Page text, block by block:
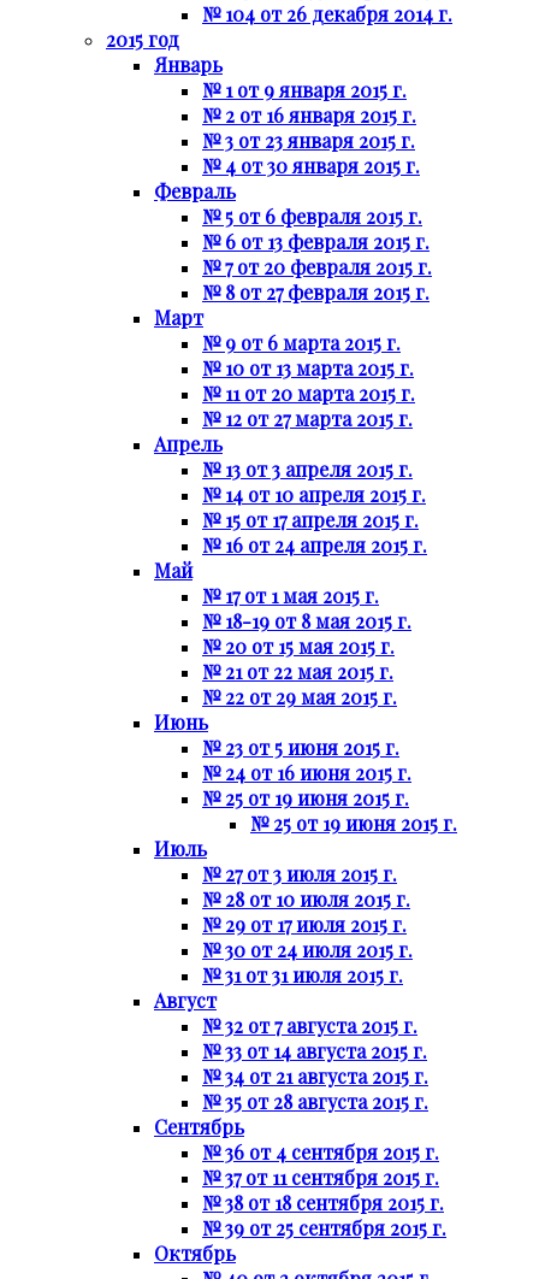
№ 104 от 26 декабря 2014 г.
2015 год
Январь
№ 1 от 9 января 2015 г.
№ 2 от 16 января 2015 г.
№ 3 от 23 января 2015 г.
№ 4 от 30 января 2015 г.
Февраль
№ 5 от 6 февраля 2015 г.
№ 6 от 13 февраля 2015 г.
№ 7 от 20 февраля 2015 г.
№ 8 от 27 февраля 2015 г.
Март
№ 9 от 6 марта 2015 г.
№ 10 от 13 марта 2015 г.
№ 11 от 20 марта 2015 г.
№ 12 от 27 марта 2015 г.
Апрель
№ 13 от 3 апреля 2015 г.
№ 14 от 10 апреля 2015 г.
№ 15 от 17 апреля 2015 г.
№ 16 от 24 апреля 2015 г.
Май
№ 17 от 1 мая 2015 г.
№ 18-19 от 8 мая 2015 г.
№ 20 от 15 мая 2015 г.
№ 21 от 22 мая 2015 г.
№ 22 от 29 мая 2015 г.
Июнь
№ 23 от 5 июня 2015 г.
№ 24 от 16 июня 2015 г.
№ 25 от 19 июня 2015 г.
№ 25 от 19 июня 2015 г.
Июль
№ 27 от 3 июля 2015 г.
№ 28 от 10 июля 2015 г.
№ 29 от 17 июля 2015 г.
№ 30 от 24 июля 2015 г.
№ 31 от 31 июля 2015 г.
Август
№ 32 от 7 августа 2015 г.
№ 33 от 14 августа 2015 г.
№ 34 от 21 августа 2015 г.
№ 35 от 28 августа 2015 г.
Сентябрь
№ 36 от 4 сентября 2015 г.
№ 37 от 11 сентября 2015 г.
№ 38 от 18 сентября 2015 г.
№ 39 от 25 сентября 2015 г.
Октябрь